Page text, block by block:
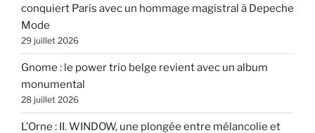
conquiert Paris avec un hommage magistral à Depeche
Mode
29 juillet 2026
Gnome : le power trio belge revient avec un album
monumental
28 juillet 2026
L’Orne : II. WINDOW, une plongée entre mélancolie et